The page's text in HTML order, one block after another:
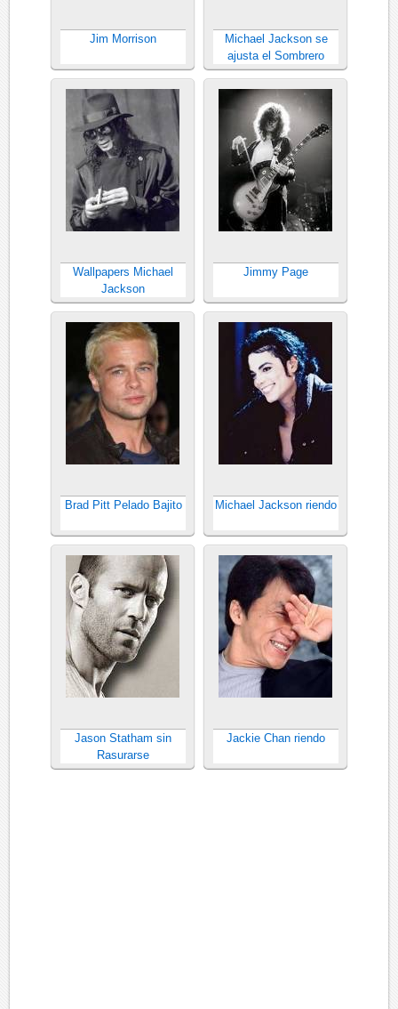
Jim Morrison
Michael Jackson se
ajusta el Sombrero
Wallpapers Michael
Jackson
Jimmy Page
Brad Pitt Pelado Bajito Michael Jackson riendo
Jason Statham sin
Rasurarse
Jackie Chan riendo